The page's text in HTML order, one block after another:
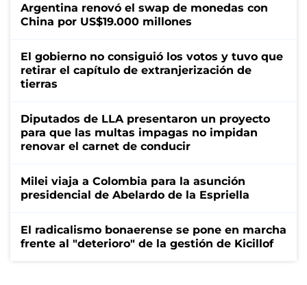
Argentina renovó el swap de monedas con
China por US$19.000 millones
El gobierno no consiguió los votos y tuvo que
retirar el capítulo de extranjerización de
tierras
Diputados de LLA presentaron un proyecto
para que las multas impagas no impidan
renovar el carnet de conducir
Milei viaja a Colombia para la asunción
presidencial de Abelardo de la Espriella
El radicalismo bonaerense se pone en marcha
frente al "deterioro" de la gestión de Kicillof